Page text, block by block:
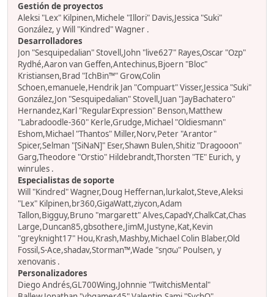
Gestión de proyectos
Aleksi "Lex" Kilpinen,Michele "Illori" Davis,Jessica "Suki"
González, y Will "Kindred" Wagner .
Desarrolladores
Jon "Sesquipedalian" Stovell,John "live627" Rayes,Oscar "Ozp"
Rydhé,Aaron van Geffen,Antechinus,Bjoern "Bloc"
Kristiansen,Brad "IchBin™" Grow,Colin
Schoen,emanuele,Hendrik Jan "Compuart" Visser,Jessica "Suki"
González,Jon "Sesquipedalian" Stovell,Juan "JayBachatero"
Hernandez,Karl "RegularExpression" Benson,Matthew
"Labradoodle-360" Kerle,Grudge,Michael "Oldiesmann"
Eshom,Michael "Thantos" Miller,Norv,Peter "Arantor"
Spicer,Selman "[SiNaN]" Eser,Shawn Bulen,Shitiz "Dragooon"
Garg,Theodore "Orstio" Hildebrandt,Thorsten "TE" Eurich, y
winrules .
Especialistas de soporte
Will "Kindred" Wagner,Doug Heffernan,lurkalot,Steve,Aleksi
"Lex" Kilpinen,br360,GigaWatt,ziycon,Adam
Tallon,Bigguy,Bruno "margarett" Alves,CapadY,ChalkCat,Chas
Large,Duncan85,gbsothere,JimM,Justyne,Kat,Kevin
"greyknight17" Hou,Krash,Mashby,Michael Colin Blaber,Old
Fossil,S-Ace,shadav,Storman™,Wade "sησω" Poulsen, y
xenovanis .
Personalizadores
Diego Andrés,GL700Wing,Johnnie "TwitchisMental"